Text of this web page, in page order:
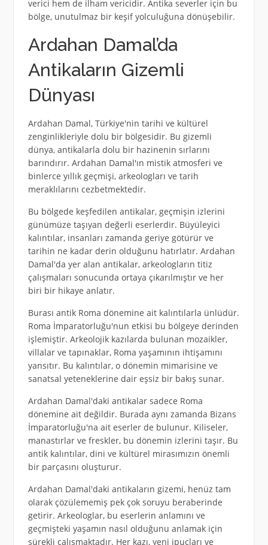
verici hem de ilham vericidir. Antika severler için bu
bölge, unutulmaz bir keşif yolculuğuna dönüşebilir.
Ardahan Damal’da
Antikaların Gizemli
Dünyası
Ardahan Damal, Türkiye'nin tarihi ve kültürel
zenginlikleriyle dolu bir bölgesidir. Bu gizemli
dünya, antikalarla dolu bir hazinenin sırlarını
barındırır. Ardahan Damal'ın mistik atmosferi ve
binlerce yıllık geçmişi, arkeologları ve tarih
meraklılarını cezbetmektedir.
Bu bölgede keşfedilen antikalar, geçmişin izlerini
günümüze taşıyan değerli eserlerdir. Büyüleyici
kalıntılar, insanları zamanda geriye götürür ve
tarihin ne kadar derin olduğunu hatırlatır. Ardahan
Damal'da yer alan antikalar, arkeologların titiz
çalışmaları sonucunda ortaya çıkarılmıştır ve her
biri bir hikaye anlatır.
Burası antik Roma dönemine ait kalıntılarla ünlüdür.
Roma İmparatorluğu'nun etkisi bu bölgeye derinden
işlemiştir. Arkeolojik kazılarda bulunan mozaikler,
villalar ve tapınaklar, Roma yaşamının ihtişamını
yansıtır. Bu kalıntılar, o dönemin mimarisine ve
sanatsal yeteneklerine dair eşsiz bir bakış sunar.
Ardahan Damal'daki antikalar sadece Roma
dönemine ait değildir. Burada aynı zamanda Bizans
İmparatorluğu'na ait eserler de bulunur. Kiliseler,
manastırlar ve freskler, bu dönemin izlerini taşır. Bu
antik kalıntılar, dini ve kültürel mirasımızın önemli
bir parçasını oluşturur.
Ardahan Damal'daki antikaların gizemi, henüz tam
olarak çözülememiş pek çok soruyu beraberinde
getirir. Arkeologlar, bu eserlerin anlamını ve
geçmişteki yaşamın nasıl olduğunu anlamak için
sürekli çalışmaktadır. Her kazı, yeni ipuçları ve